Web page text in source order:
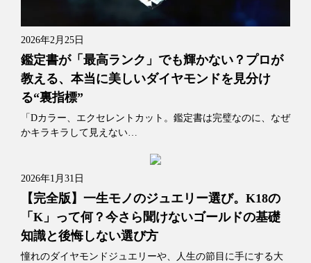
2026年2月25日
鑑定書が「最高ランク」でも輝かない？プロが
教える、本当に美しいダイヤモンドを見分け
る“裏指標”
「Dカラー、エクセレントカット。鑑定書は完璧なのに、なぜ
かキラキラして見えない…
2026年1月31日
【完全版】一生モノのジュエリー選び。K18の
「K」って何？今さら聞けないゴールドの基礎
知識と後悔しない選び方
憧れのダイヤモンドジュエリーや、人生の節目に手にする大